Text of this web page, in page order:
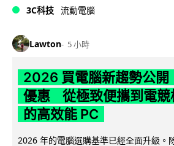
3C科技 流動電腦
Lawton 5 小時
2026 買電腦新趨勢公開
優惠 從極致便攜到電競
的高效能 PC
2026 年的電腦選購基準已經全面升級。